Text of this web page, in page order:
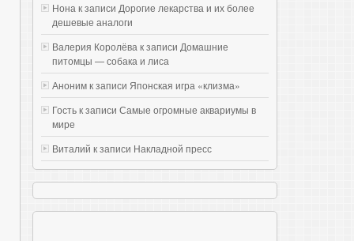
Нона к записи Дорогие лекарства и их более
дешевые аналоги
Валерия Королёва к записи Домашние
питомцы — собака и лиса
Аноним к записи Японская игра «клизма»
Гость к записи Самые огромные аквариумы в
мире
Виталий к записи Накладной пресс